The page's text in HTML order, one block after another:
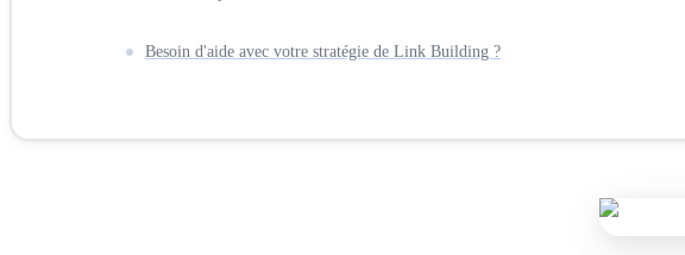
Besoin d'aide avec votre stratégie de Link Building ?